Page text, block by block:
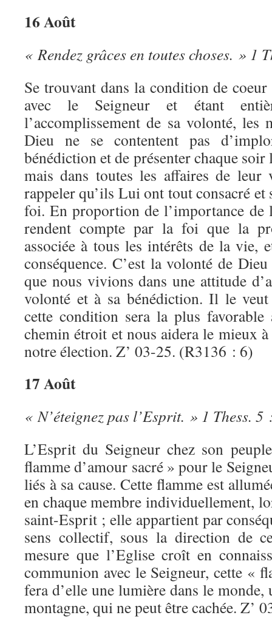
16 Août
« Rendez grâces en toutes choses. » 1
Se trouvant dans la condition de
avec le Seigneur et étant
l’accomplissement de sa volonté, les
Dieu ne se contentent pas
bénédiction et de présenter chaque
mais dans toutes les affaires de leur
rappeler qu’ils Lui ont tout consacré et
foi. En proportion de l’importance de
rendent compte par la foi que la
associée à tous les intérêts de la vie,
conséquence. C’est la volonté de
que nous vivions dans une attitude
volonté et à sa bénédiction. Il le
cette condition sera la plus
chemin étroit et nous aidera le mieux
notre élection. Z’ 03-25. (R3136 : 6)
17 Août
« N’éteignez pas l’Esprit. » 1 Thess. 5
L’Esprit du Seigneur chez son
flamme d’amour sacré » pour le
liés à sa cause. Cette flamme est
en chaque membre individuellement,
saint-Esprit ; elle appartient par
sens collectif, sous la direction de
mesure que l’Eglise croît en
communion avec le Seigneur, cette «
fera d’elle une lumière dans le
montagne, qui ne peut être cachée. Z’